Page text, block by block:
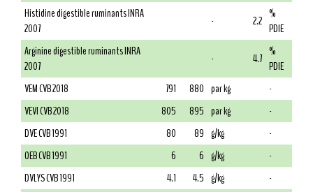
Histidine digestible ruminants INRA
2007
- 2.2 %
PDIE
Arginine digestible ruminants INRA
2007
- 4.7 %
PDIE
VEM CVB 2018
791 880 par kg
-
VEVI CVB 2018
805 895 par kg
-
DVE CVB 1991
80 89 g/kg
-
OEB CVB 1991
6 6 g/kg
-
DVLYS CVB 1991
4.1 4.5 g/kg
-